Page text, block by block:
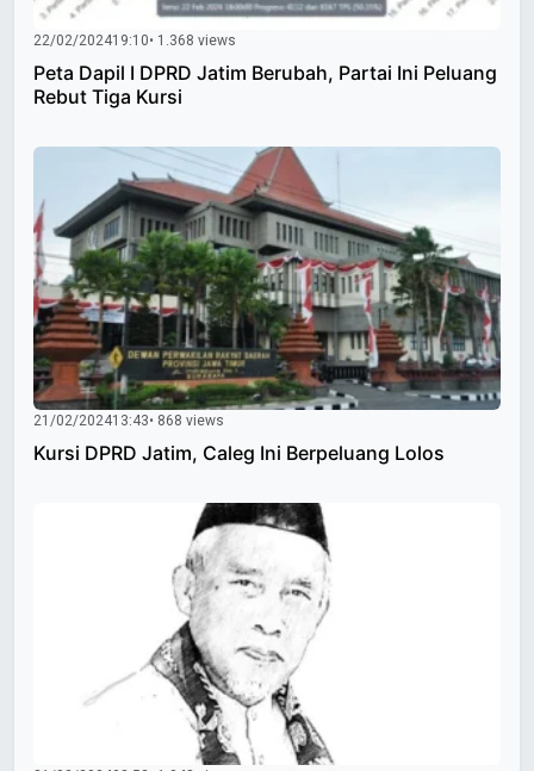
22/02/202419:10• 1.368 views
Peta Dapil I DPRD Jatim Berubah, Partai Ini Peluang
Rebut Tiga Kursi
21/02/202413:43• 868 views
Kursi DPRD Jatim, Caleg Ini Berpeluang Lolos